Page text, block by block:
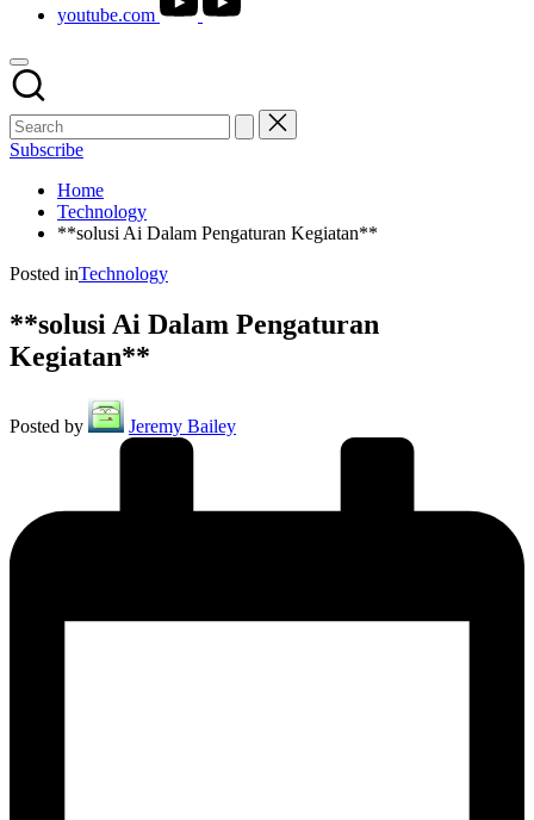
youtube.com
Subscribe
Home
Technology
**solusi Ai Dalam Pengaturan Kegiatan**
Posted inTechnology
**solusi Ai Dalam Pengaturan
Kegiatan**
Posted by Jeremy Bailey